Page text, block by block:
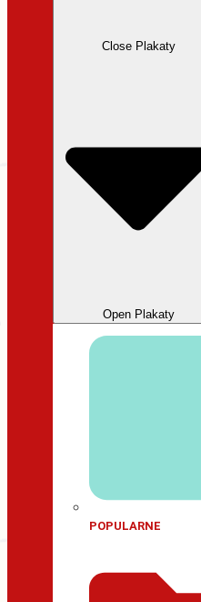
Close Plakaty
Open Plakaty
POPULARNE